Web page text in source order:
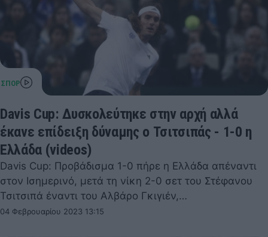
Davis Cup: Δυσκολεύτηκε στην αρχή αλλά
έκανε επίδειξη δύναμης ο Τσιτσιπάς - 1-0 η
Ελλάδα (videos)
Davis Cup: Προβάδισμα 1-0 πήρε η Ελλάδα απέναντι
στον Ισημερινό, μετά τη νίκη 2-0 σετ του Στέφανου
Τσιτσιπά έναντι του Αλβάρο Γκιγιέν,…
04 Φεβρουαρίου 2023 13:15